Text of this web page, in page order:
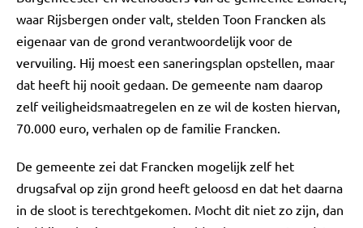
waar Rijsbergen onder valt, stelden Toon Francken als
eigenaar van de grond verantwoordelijk voor de
vervuiling. Hij moest een saneringsplan opstellen, maar
dat heeft hij nooit gedaan. De gemeente nam daarop
zelf veiligheidsmaatregelen en ze wil de kosten hiervan,
70.000 euro, verhalen op de familie Francken.
De gemeente zei dat Francken mogelijk zelf het
drugsafval op zijn grond heeft geloosd en dat het daarna
in de sloot is terechtgekomen. Mocht dit niet zo zijn, dan